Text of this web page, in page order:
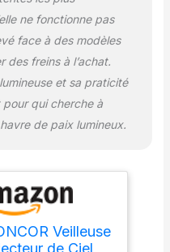
ou
Bluetooth
vous permet
sans fil de la
stockée sur
【Rotation,
】 La
incluse
toutes les
dont vous
ne fonctionne pas
face à des modèles
freins à l’achat.
et sa praticité
pour qui cherche à
de paix lumineux.
Veilleuse